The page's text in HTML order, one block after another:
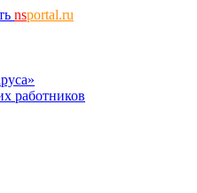
nsportal.ru
работников